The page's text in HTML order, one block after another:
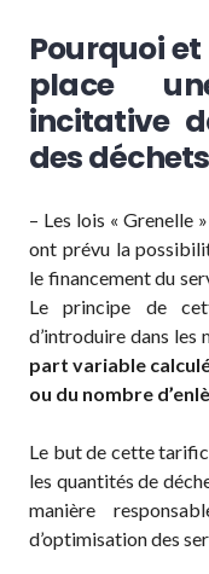
Pourquoi
place
incitative
des
– Les lois « Grenelle
ont prévu la
le financement du
Le principe de
d’introduire dans les
part variable
ou du nombre
Le but de cette
les quantités de
manière
d’optimisation des